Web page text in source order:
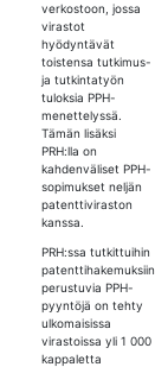
verkostoon, jossa
virastot
hyödyntävät
toistensa tutkimus-
ja tutkintatyön
tuloksia PPH-
menettelyssä.
Tämän lisäksi
PRH:lla on
kahdenväliset PPH-
sopimukset neljän
patenttiviraston
kanssa.
PRH:ssa tutkittuihin
patenttihakemuksiin
perustuvia PPH-
pyyntöjä on tehty
ulkomaisissa
virastoissa yli 1 000
kappaletta